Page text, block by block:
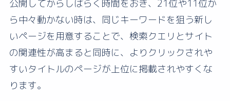
公開してからしばらく時間をおき、21位や11位か
ら中々動かない時は、同じキーワードを狙う新し
いページを用意することで、検索クエリとサイト
の関連性が高まると同時に、よりクリックされや
すいタイトルのページが上位に掲載されやすくな
ります。